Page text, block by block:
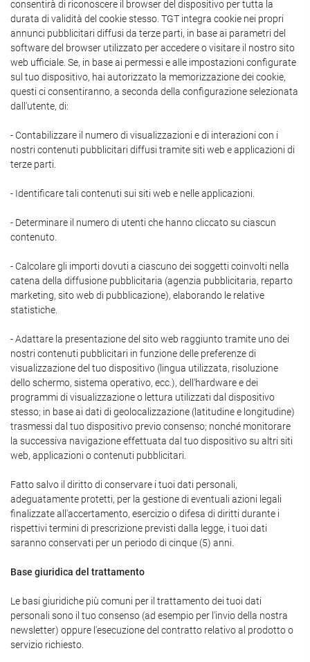
consentirà di riconoscere il browser del dispositivo per tutta la
durata di validità del cookie stesso. TGT integra cookie nei propri
annunci pubblicitari diffusi da terze parti, in base ai parametri del
software del browser utilizzato per accedere o visitare il nostro sito
web ufficiale. Se, in base ai permessi e alle impostazioni configurate
sul tuo dispositivo, hai autorizzato la memorizzazione dei cookie,
questi ci consentiranno, a seconda della configurazione selezionata
dall'utente, di:
- Contabilizzare il numero di visualizzazioni e di interazioni con i
nostri contenuti pubblicitari diffusi tramite siti web e applicazioni di
terze parti.
- Identificare tali contenuti sui siti web e nelle applicazioni.
- Determinare il numero di utenti che hanno cliccato su ciascun
contenuto.
- Calcolare gli importi dovuti a ciascuno dei soggetti coinvolti nella
catena della diffusione pubblicitaria (agenzia pubblicitaria, reparto
marketing, sito web di pubblicazione), elaborando le relative
statistiche.
- Adattare la presentazione del sito web raggiunto tramite uno dei
nostri contenuti pubblicitari in funzione delle preferenze di
visualizzazione del tuo dispositivo (lingua utilizzata, risoluzione
dello schermo, sistema operativo, ecc.), dell'hardware e dei
programmi di visualizzazione o lettura utilizzati dal dispositivo
stesso; in base ai dati di geolocalizzazione (latitudine e longitudine)
trasmessi dal tuo dispositivo previo consenso; nonché monitorare
la successiva navigazione effettuata dal tuo dispositivo su altri siti
web, applicazioni o contenuti pubblicitari.
Fatto salvo il diritto di conservare i tuoi dati personali,
adeguatamente protetti, per la gestione di eventuali azioni legali
finalizzate all'accertamento, esercizio o difesa di diritti durante i
rispettivi termini di prescrizione previsti dalla legge, i tuoi dati
saranno conservati per un periodo di cinque (5) anni.
Base giuridica del trattamento
Le basi giuridiche più comuni per il trattamento dei tuoi dati
personali sono il tuo consenso (ad esempio per l'invio della nostra
newsletter) oppure l'esecuzione del contratto relativo al prodotto o
servizio richiesto.